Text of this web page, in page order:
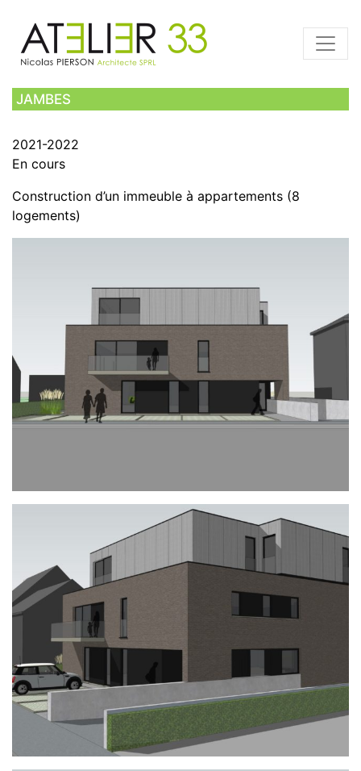
JAMBES
2021-2022
En cours
Construction d’un immeuble à appartements (8
logements)